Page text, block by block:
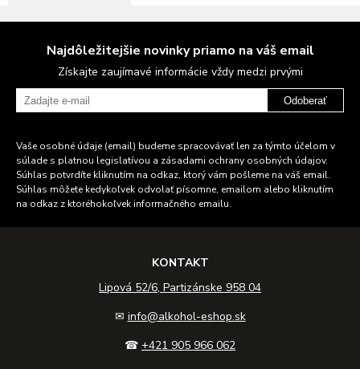
Najdôležitejšie novinky priamo na váš email
Získajte zaujímavé informácie vždy medzi prvými
Odoberať
Vaše osobné údaje (email) budeme spracovávať len za týmto účelom v
súlade s platnou legislatívou a zásadami ochrany osobných údajov.
Súhlas potvrdíte kliknutím na odkaz, ktorý vám pošleme na váš email.
Súhlas môžete kedykoľvek odvolať písomne, emailom alebo kliknutím
na odkaz z ktoréhokoľvek informačného emailu.
KONTAKT
Lipová 52/6, Partizánske 958 04
✉ info@alkohol-eshop.sk
☎ +421 905 966 062